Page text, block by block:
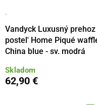
·
Vandyck Luxusný prehoz
postel' Home Piqué
China blue - sv. modrá
Skladom
62,90 €